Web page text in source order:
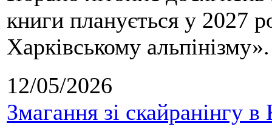
книги планується у 2027
Харківському альпінізму».
12/05/2026
Змагання зі скайранінгу в